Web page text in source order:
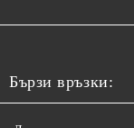
Бързи връзки: